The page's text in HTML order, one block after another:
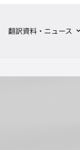
翻訳資料・ニュース